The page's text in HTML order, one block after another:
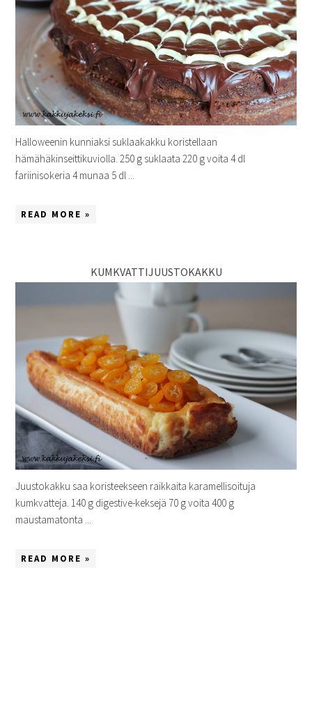
Halloweenin kunniaksi suklaakakku koristellaan
hämähäkinseittikuviolla. 250 g suklaata 220 g voita 4 dl
fariinisokeria 4 munaa 5 dl ...
READ MORE »
KUMKVATTIJUUSTOKAKKU
Juustokakku saa koristeekseen raikkaita karamellisoituja
kumkvatteja. 140 g digestive-keksejä 70 g voita 400 g
maustamatonta ...
READ MORE »